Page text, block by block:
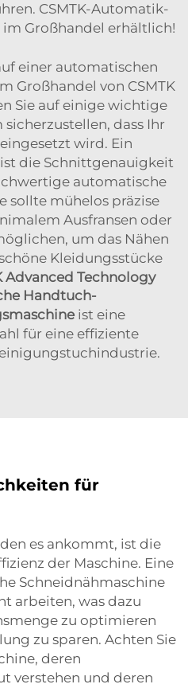
CSMTK-Automatik-
Großhandel erhältlich!
einer automatischen
Großhandel von CSMTK
Sie auf einige wichtige
dass Ihr
wird. Ein
die Schnittgenauigkeit
automatische
sollte mühelos präzise
Ausfransen oder
um das Nähen
Kleidungsstücke
Advanced Technology
Handtuch-
ist eine
für eine effiziente
für
es ankommt, ist die
der Maschine. Eine
Schneidnähmaschine
arbeiten, was dazu
zu optimieren
zu sparen. Achten Sie
deren
verstehen und deren